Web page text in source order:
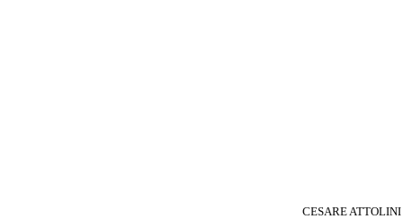
CESARE ATTOLINI